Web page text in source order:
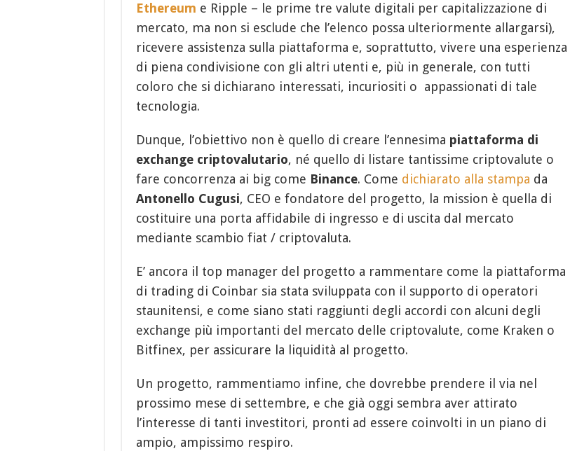
Ethereum e Ripple – le prime tre valute digitali per capitalizzazione di
mercato, ma non si esclude che l’elenco possa ulteriormente allargarsi),
ricevere assistenza sulla piattaforma e, soprattutto, vivere una esperienza
di piena condivisione con gli altri utenti e, più in generale, con tutti
coloro che si dichiarano interessati, incuriositi o appassionati di tale
tecnologia.
Dunque, l’obiettivo non è quello di creare l’ennesima piattaforma di
exchange criptovalutario, né quello di listare tantissime criptovalute o
fare concorrenza ai big come Binance. Come dichiarato alla stampa da
Antonello Cugusi, CEO e fondatore del progetto, la mission è quella di
costituire una porta affidabile di ingresso e di uscita dal mercato
mediante scambio fiat / criptovaluta.
E’ ancora il top manager del progetto a rammentare come la piattaforma
di trading di Coinbar sia stata sviluppata con il supporto di operatori
staunitensi, e come siano stati raggiunti degli accordi con alcuni degli
exchange più importanti del mercato delle criptovalute, come Kraken o
Bitfinex, per assicurare la liquidità al progetto.
Un progetto, rammentiamo infine, che dovrebbe prendere il via nel
prossimo mese di settembre, e che già oggi sembra aver attirato
l’interesse di tanti investitori, pronti ad essere coinvolti in un piano di
ampio, ampissimo respiro.